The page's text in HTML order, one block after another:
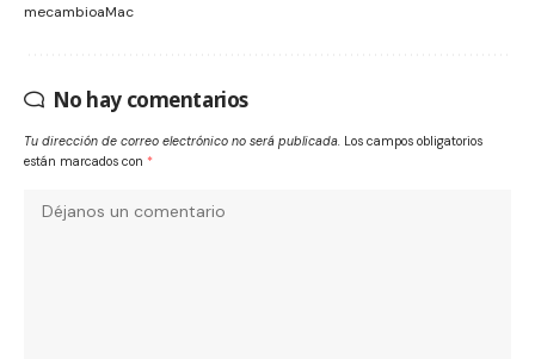
mecambioaMac
No hay comentarios
Tu dirección de correo electrónico no será publicada. Los campos obligatorios
están marcados con *